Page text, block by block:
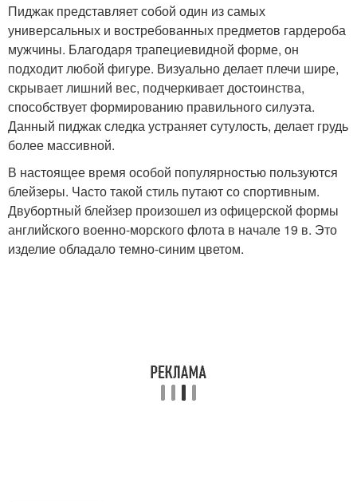
Пиджак представляет собой один из самых
универсальных и востребованных предметов гардероба
мужчины. Благодаря трапециевидной форме, он
подходит любой фигуре. Визуально делает плечи шире,
скрывает лишний вес, подчеркивает достоинства,
способствует формированию правильного силуэта.
Данный пиджак следка устраняет сутулость, делает грудь
более массивной.
В настоящее время особой популярностью пользуются
блейзеры. Часто такой стиль путают со спортивным.
Двубортный блейзер произошел из офицерской формы
английского военно-морского флота в начале 19 в. Это
изделие обладало темно-синим цветом.